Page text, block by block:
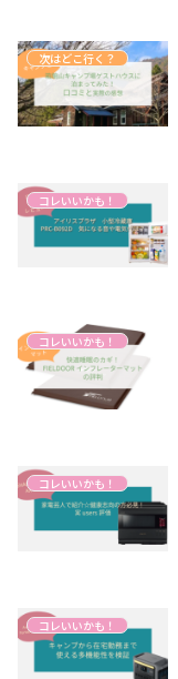
次はどこ行く？
コレいいかも！
コレいいかも！
コレいいかも！
コレいいかも！